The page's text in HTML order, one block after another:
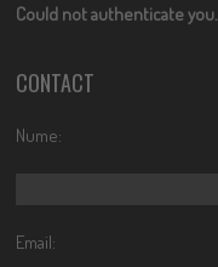
Could not authenticate you.
CONTACT
Nume:
Email: